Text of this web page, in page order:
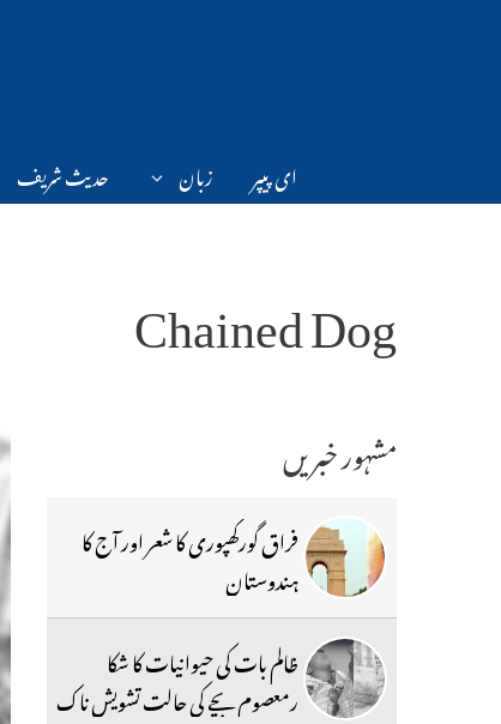
ای پیپر زبان حدیث شریف
Chained Dog
مشہور خبریں
فراق گورکھپوری کا شعر اور آج کا
ہندوستان
ظالم بات کی حیوانیات کا شکا
رمعصوم بچے کی حالت تشویش ناک